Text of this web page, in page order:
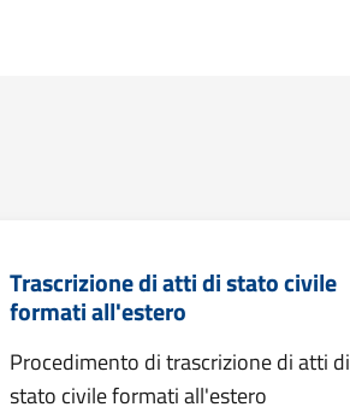
Trascrizione di atti di stato civile
formati all'estero
Procedimento di trascrizione di atti di
stato civile formati all'estero